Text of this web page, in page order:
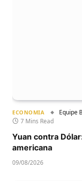
ECONOMIA Equipe
7 Mins Read
Yuan contra
americana
09/08/2026